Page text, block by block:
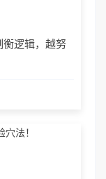
逻辑，越努